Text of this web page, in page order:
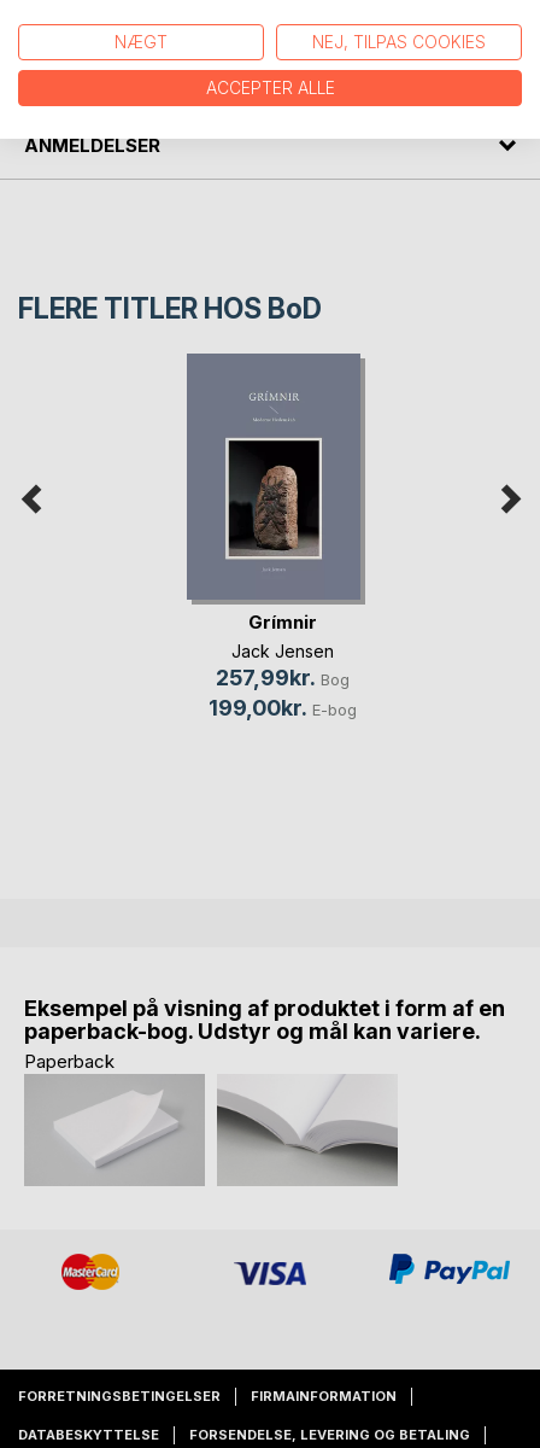
ANMELDELSER
FLERE TITLER HOS BoD
Grímnir
Jack Jensen
257,99kr. Bog
199,00kr. E-bog
Eksempel på visning af produktet i form af en
paperback-bog. Udstyr og mål kan variere.
Paperback
FORRETNINGSBETINGELSER FIRMAINFORMATION
DATABESKYTTELSE FORSENDELSE, LEVERING OG BETALING
NÆGT NEJ, TILPAS COOKIES
ACCEPTER ALLE